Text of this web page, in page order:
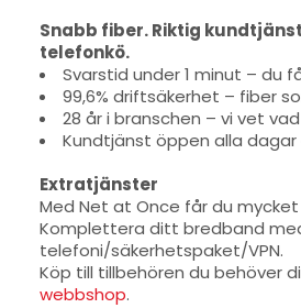
Snabb fiber. Riktig
telefonkö.
Svarstid under 1 minut – du
99,6% driftsäkerhet – fiber
28 år i branschen – vi vet
Kundtjänst öppen alla
Extratjänster
Med Net at Once får du
Komplettera ditt bredband
telefoni/säkerhetspaket/VPN.
Köp till tillbehören du behöver
webbshop.